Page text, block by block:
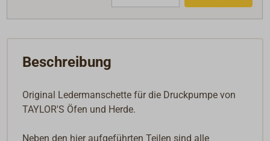
Beschreibung
Original Ledermanschette für die Druckpumpe von
TAYLOR'S Öfen und Herde.
Neben den hier aufgeführten Teilen sind alle